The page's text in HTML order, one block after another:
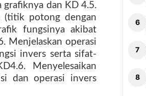
grafiknya dan KD 4.5.
(titik potong dengan
fungsinya akibat
Menjelaskan operasi
invers serta sifat-
Menyelesaikan
dan operasi invers